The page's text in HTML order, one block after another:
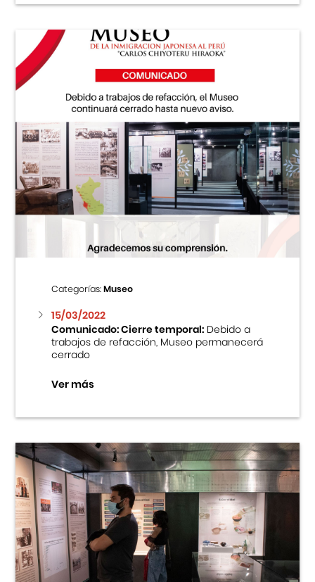
Categorías:Museo
15/03/2022
Comunicado: Cierre temporal:Debido a
trabajos de refacción, Museo permanecerá
cerrado
Ver más